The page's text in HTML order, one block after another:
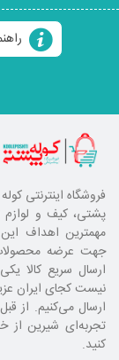
فروشگاه اینترنتی
پشتی، کیف و لوازم
مهمترین اهداف این
جهت عرضه
ارسال سریع کالا
نیست کجای ایران
ارسال می‌کنیم. از
تجربه‌ای شیرین از
کنید.